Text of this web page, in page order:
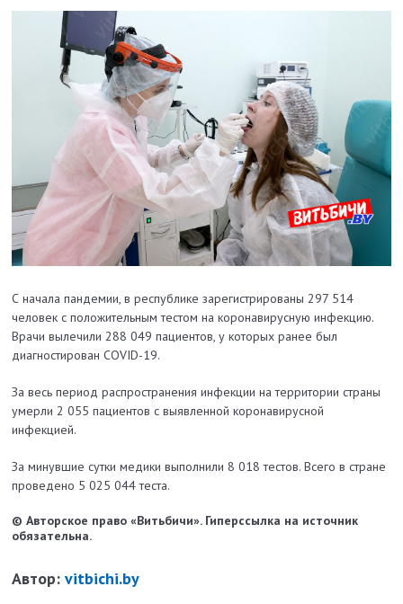
С начала пандемии, в республике зарегистрированы 297 514
человек с положительным тестом на коронавирусную инфекцию.
Врачи вылечили 288 049 пациентов, у которых ранее был
диагностирован COVID-19.
За весь период распространения инфекции на территории страны
умерли 2 055 пациентов с выявленной коронавирусной
инфекцией.
За минувшие сутки медики выполнили 8 018 тестов. Всего в стране
проведено 5 025 044 теста.
© Авторское право «Витьбичи». Гиперссылка на источник
обязательна.
Автор:vitbichi.by